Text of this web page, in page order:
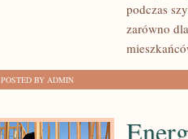
podczas
zarówno
POSTED BY ADMIN